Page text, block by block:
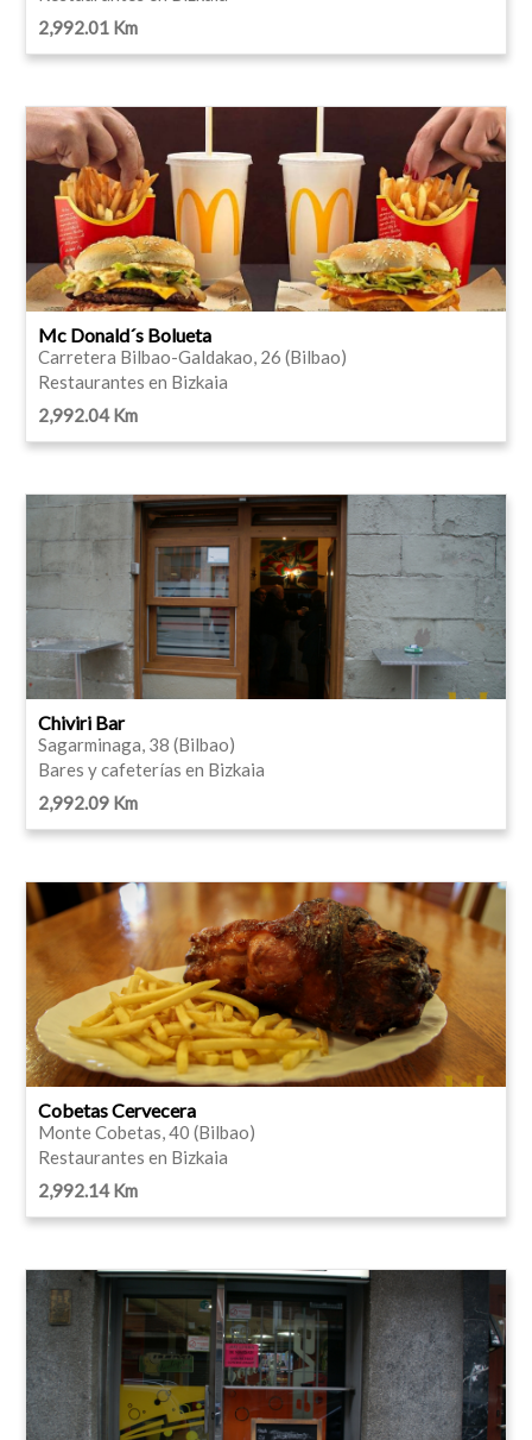
2,992.01 Km
Mc Donald´s Bolueta
Carretera Bilbao-Galdakao, 26 (Bilbao)
Restaurantes en Bizkaia
2,992.04 Km
Chiviri Bar
Sagarminaga, 38 (Bilbao)
Bares y cafeterías en Bizkaia
2,992.09 Km
Cobetas Cervecera
Monte Cobetas, 40 (Bilbao)
Restaurantes en Bizkaia
2,992.14 Km